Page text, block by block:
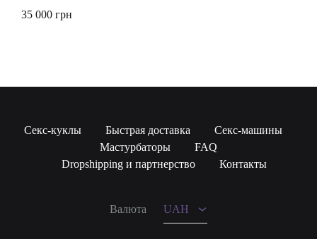
35 000 грн
Валюта UAH
UAH
Секс-куклы Быстрая доставка
Секс-машины
Мастурбаторы
FAQ
Dropshipping и партнерство
Контакты